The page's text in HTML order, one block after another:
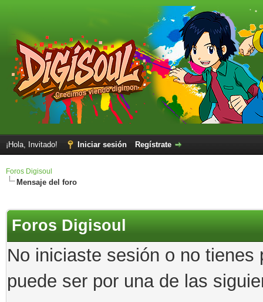
¡Hola, Invitado! Iniciar sesión Regístrate
Foros Digisoul
Mensaje del foro
Foros Digisoul
No iniciaste sesión o no
puede ser por una de las